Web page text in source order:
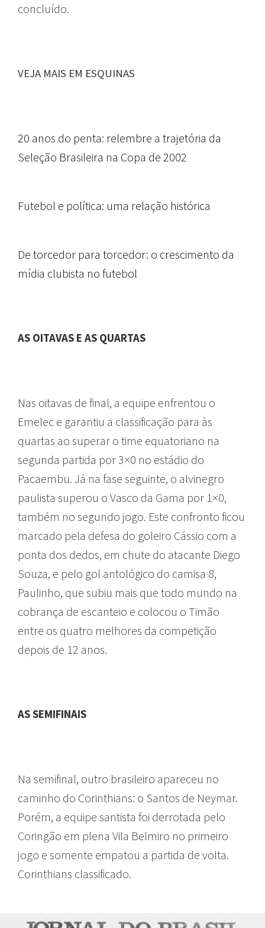
concluído.
VEJA MAIS EM ESQUINAS
20 anos do penta: relembre a trajetória da
Seleção Brasileira na Copa de 2002
Futebol e política: uma relação histórica
De torcedor para torcedor: o crescimento da
mídia clubista no futebol
AS OITAVAS E AS QUARTAS
Nas oitavas de final, a equipe enfrentou o
Emelec e garantiu a classificação para às
quartas ao superar o time equatoriano na
segunda partida por 3×0 no estádio do
Pacaembu. Já na fase seguinte, o alvinegro
paulista superou o Vasco da Gama por 1×0,
também no segundo jogo. Este confronto ficou
marcado pela defesa do goleiro Cássio com a
ponta dos dedos, em chute do atacante Diego
Souza, e pelo gol antológico do camisa 8,
Paulinho, que subiu mais que todo mundo na
cobrança de escanteio e colocou o Timão
entre os quatro melhores da competição
depois de 12 anos.
AS SEMIFINAIS
Na semifinal, outro brasileiro apareceu no
caminho do Corinthians: o Santos de Neymar.
Porém, a equipe santista foi derrotada pelo
Coringão em plena Vila Belmiro no primeiro
jogo e somente empatou a partida de volta.
Corinthians classificado.